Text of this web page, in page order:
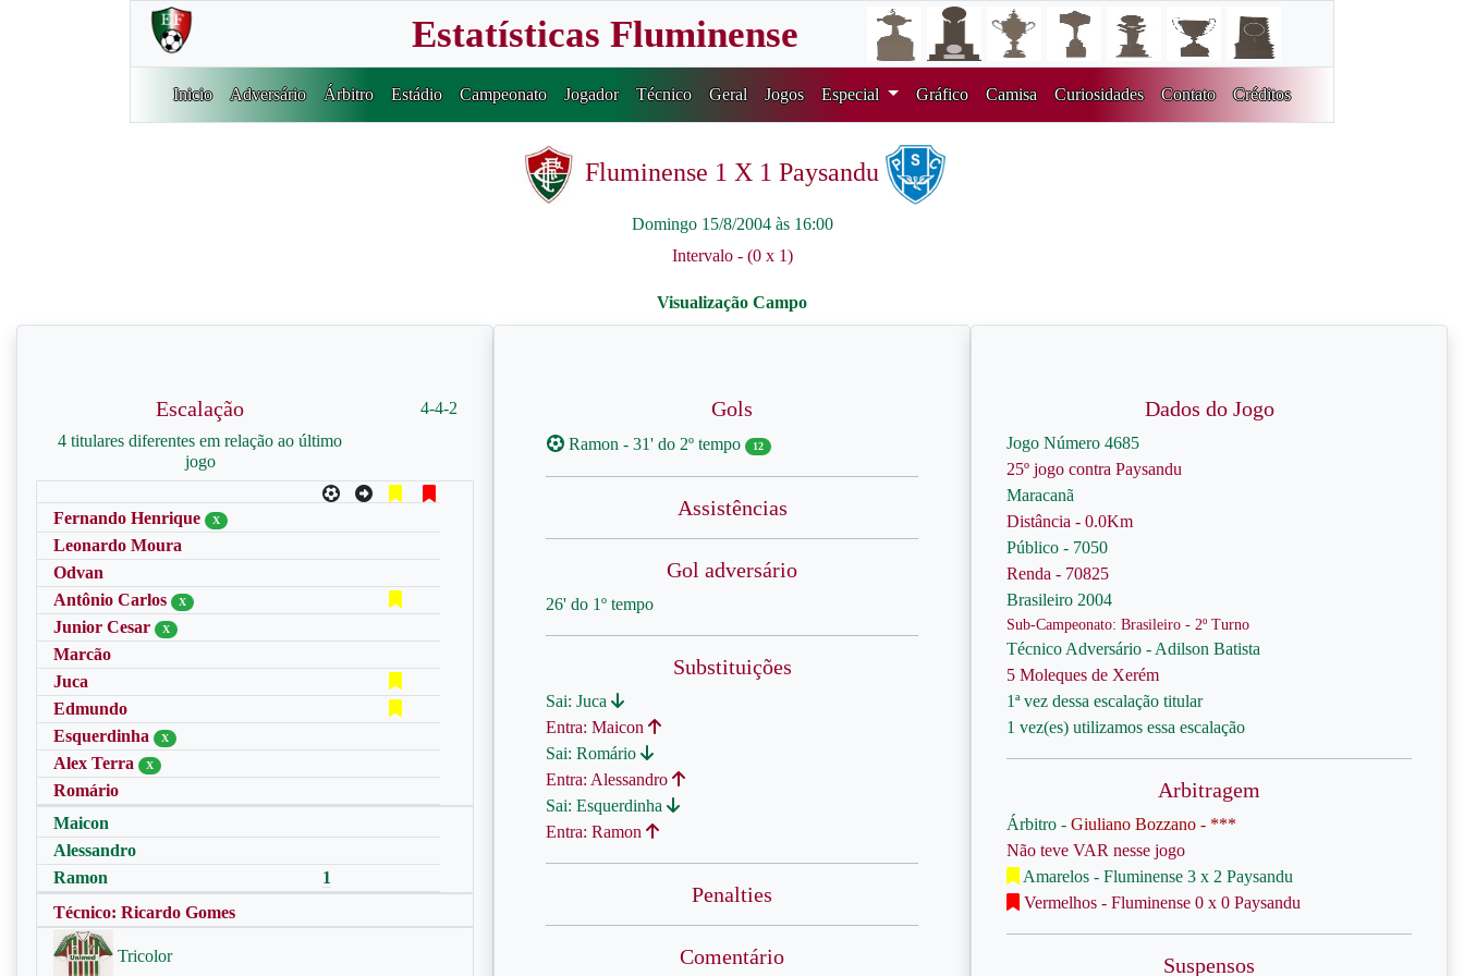
Estatísticas Fluminense
Inicio Adversário Árbitro Estádio Campeonato Jogador Técnico Geral Jogos Especial Gráfico Camisa Curiosidades Contato Créditos
Fluminense 1 X 1 Paysandu
Domingo 15/8/2004 às 16:00
Intervalo - (0 x 1)
Escalação
4 titulares diferentes em relação ao último
jogo
4-4-2
Fernando Henrique X
Leonardo Moura
Odvan
Antônio Carlos
X
Junior Cesar X
Marcão
Juca
Edmundo
Esquerdinha
X
Alex Terra X
Romário
Maicon
Alessandro
Ramon
1
Técnico: Ricardo Gomes
Tricolor
Gols
Ramon - 31' do 2º tempo 12
Assistências
Gol adversário
26' do 1º tempo
Substituições
Sai: Juca
Entra: Maicon
Sai: Romário
Entra: Alessandro
Sai: Esquerdinha
Entra: Ramon
Penalties
Comentário
Dados do Jogo
Jogo Número 4685
25º jogo contra Paysandu
Maracanã
Distância - 0.0Km
Público - 7050
Renda - 70825
Brasileiro 2004
Sub-Campeonato: Brasileiro - 2º Turno
Técnico Adversário - Adilson Batista
5 Moleques de Xerém
1ª vez dessa escalação titular
1 vez(es) utilizamos essa escalação
Arbitragem
Árbitro - Giuliano Bozzano - ***
Não teve VAR nesse jogo
Amarelos - Fluminense 3 x 2 Paysandu
Vermelhos - Fluminense 0 x 0 Paysandu
Suspensos